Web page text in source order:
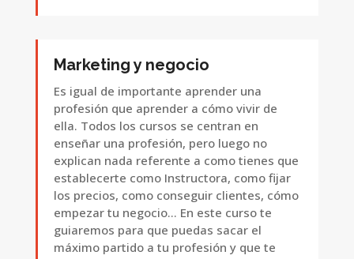
Marketing y negocio
Es igual de importante aprender una
profesión que aprender a cómo vivir de
ella. Todos los cursos se centran en
enseñar una profesión, pero luego no
explican nada referente a como tienes que
establecerte como Instructora, como fijar
los precios, como conseguir clientes, cómo
empezar tu negocio… En este curso te
guiaremos para que puedas sacar el
máximo partido a tu profesión y que te